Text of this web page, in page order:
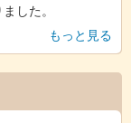
した。
もっと見る